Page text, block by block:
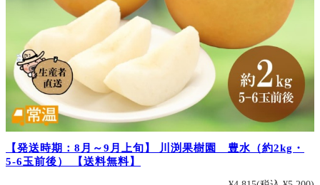
【発送時期：8月～9月上旬】 川渕果樹園 豊水（約2kg・
5-6玉前後） 【送料無料】